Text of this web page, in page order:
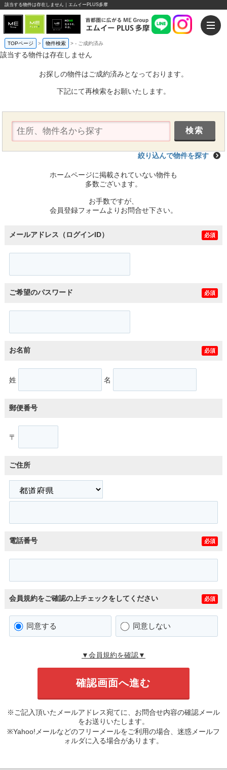
該当する物件は存在しません｜エムイーPLUS多摩
TOPページ > 物件検索 >- ご成約済み
該当する物件は存在しません
お探しの物件はご成約済みとなっております。
下記にて再検索をお願いたします。
絞り込んで物件を探す
ホームページに掲載されていない物件も
多数ございます。
お手数ですが、
会員登録フォームよりお問合せ下さい。
メールアドレス（ログインID） 必須
ご希望のパスワード 必須
お名前 必須
姓 名
郵便番号
〒
ご住所
電話番号 必須
会員規約をご確認の上チェックをしてください 必須
同意する 同意しない
▼会員規約を確認▼
※ご記入頂いたメールアドレス宛てに、お問合せ内容の確認メール
をお送りいたします。
※Yahoo!メールなどのフリーメールをご利用の場合、迷惑メールフ
ォルダに入る場合があります。